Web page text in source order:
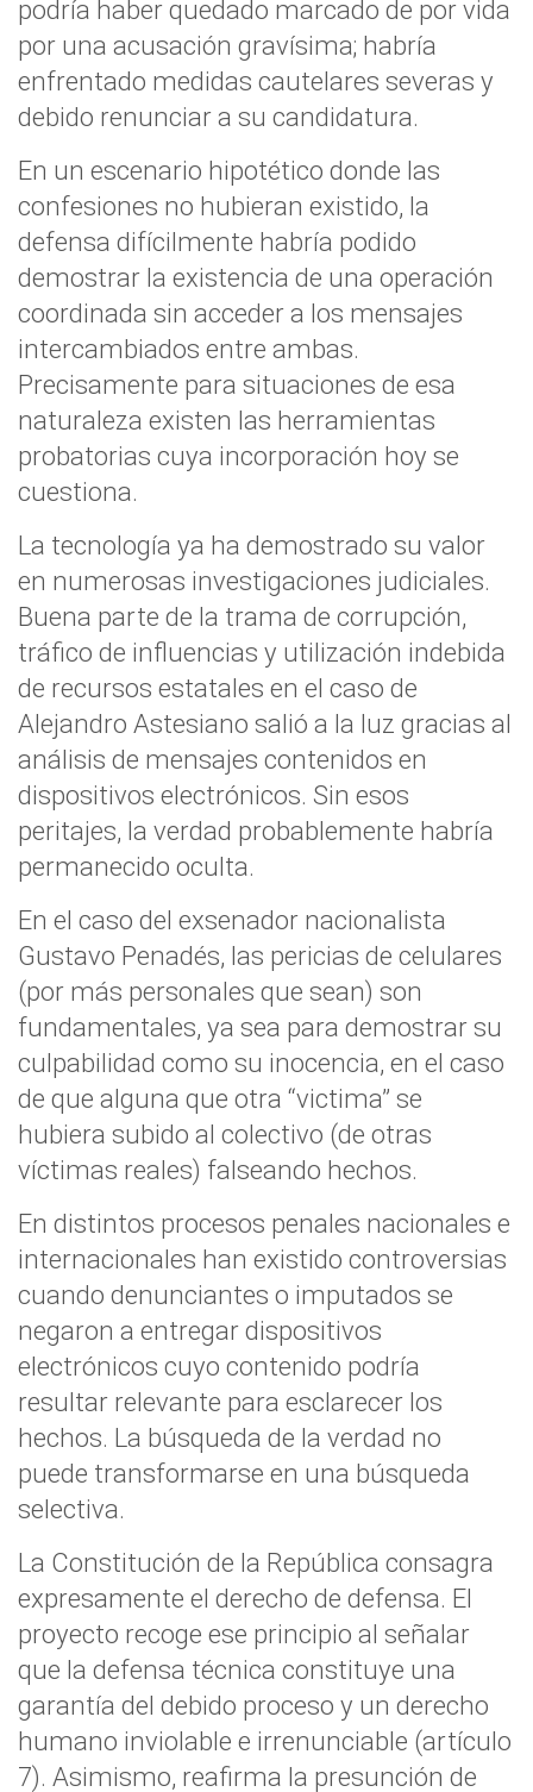
podría haber quedado marcado de por vida
por una acusación gravísima; habría
enfrentado medidas cautelares severas y
debido renunciar a su candidatura.
En un escenario hipotético donde las
confesiones no hubieran existido, la
defensa difícilmente habría podido
demostrar la existencia de una operación
coordinada sin acceder a los mensajes
intercambiados entre ambas.
Precisamente para situaciones de esa
naturaleza existen las herramientas
probatorias cuya incorporación hoy se
cuestiona.
La tecnología ya ha demostrado su valor
en numerosas investigaciones judiciales.
Buena parte de la trama de corrupción,
tráfico de influencias y utilización indebida
de recursos estatales en el caso de
Alejandro Astesiano salió a la luz gracias al
análisis de mensajes contenidos en
dispositivos electrónicos. Sin esos
peritajes, la verdad probablemente habría
permanecido oculta.
En el caso del exsenador nacionalista
Gustavo Penadés, las pericias de celulares
(por más personales que sean) son
fundamentales, ya sea para demostrar su
culpabilidad como su inocencia, en el caso
de que alguna que otra “victima” se
hubiera subido al colectivo (de otras
víctimas reales) falseando hechos.
En distintos procesos penales nacionales e
internacionales han existido controversias
cuando denunciantes o imputados se
negaron a entregar dispositivos
electrónicos cuyo contenido podría
resultar relevante para esclarecer los
hechos. La búsqueda de la verdad no
puede transformarse en una búsqueda
selectiva.
La Constitución de la República consagra
expresamente el derecho de defensa. El
proyecto recoge ese principio al señalar
que la defensa técnica constituye una
garantía del debido proceso y un derecho
humano inviolable e irrenunciable (artículo
7). Asimismo, reafirma la presunción de